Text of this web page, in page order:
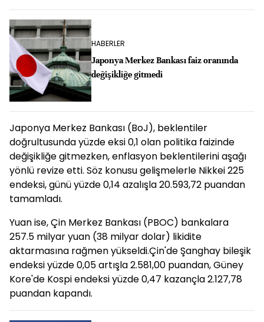
HABERLER
Japonya Merkez Bankası faiz oranında
değişikliğe gitmedi
Japonya Merkez Bankası (BoJ), beklentiler
doğrultusunda yüzde eksi 0,1 olan politika faizinde
değişikliğe gitmezken, enflasyon beklentilerini aşağı
yönlü revize etti. Söz konusu gelişmelerle Nikkei 225
endeksi, günü yüzde 0,14 azalışla 20.593,72 puandan
tamamladı.
Yuan ise, Çin Merkez Bankası (PBOC) bankalara
257.5 milyar yuan (38 milyar dolar) likidite
aktarmasına rağmen yükseldi.Çin'de Şanghay bileşik
endeksi yüzde 0,05 artışla 2.581,00 puandan, Güney
Kore'de Kospi endeksi yüzde 0,47 kazançla 2.127,78
puandan kapandı.